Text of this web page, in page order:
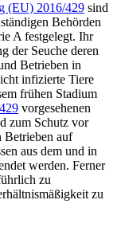
(EU) 2016/429 sind
Behörden
A festgelegt. Ihr
der Seuche deren
Betrieben in
infizierte Tiere
frühen Stadium
vorgesehenen
zum Schutz vor
Betrieben auf
aus dem und in
werden. Ferner
zu
zu